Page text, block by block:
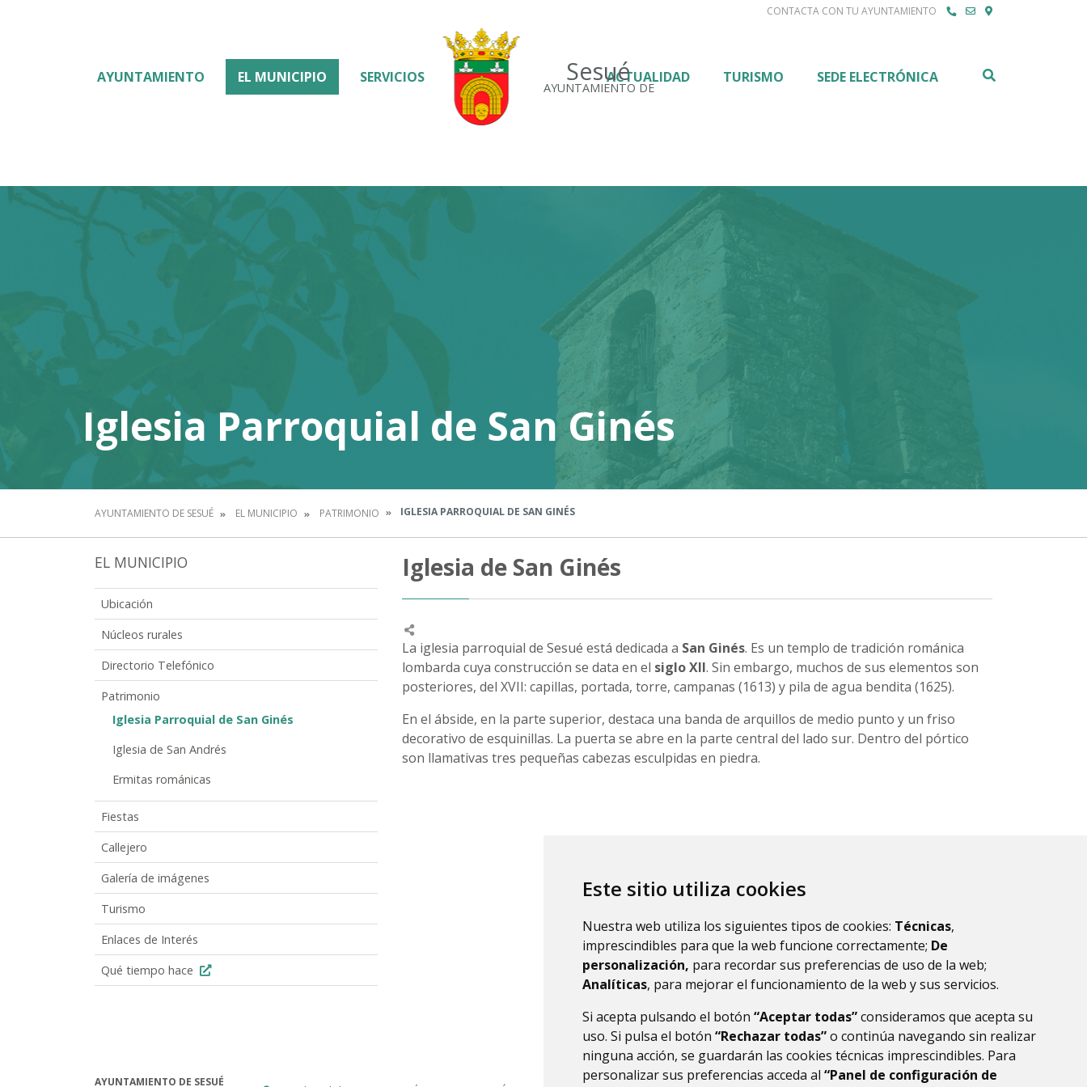
Este sitio utiliza cookies
Nuestra web utiliza los siguientes tipos de cookies: Técnicas,
imprescindibles para que la web funcione correctamente; De
personalización, para recordar sus preferencias de uso de la web;
Analíticas, para mejorar el funcionamiento de la web y sus servicios.
Si acepta pulsando el botón “Aceptar todas”consideramos que acepta su
uso. Si pulsa el botón “Rechazar todas”o continúa navegando sin realizar
ninguna acción, se guardarán las cookies técnicas imprescindibles. Para
personalizar sus preferencias acceda al “Panel de configuración de
CONTACTA CON TU AYUNTAMIENTO
Sesué
AYUNTAMIENTO DE
AYUNTAMIENTO EL MUNICIPIO SERVICIOS ACTUALIDAD TURISMO SEDE ELECTRÓNICA
Iglesia Parroquial de San Ginés
AYUNTAMIENTO DE SESUÉ EL MUNICIPIO PATRIMONIO IGLESIA PARROQUIAL DE SAN GINÉS
EL MUNICIPIO
Ubicación
Núcleos rurales
Directorio Telefónico
Patrimonio
Iglesia Parroquial de San Ginés
Iglesia de San Andrés
Ermitas románicas
Fiestas
Callejero
Galería de imágenes
Turismo
Enlaces de Interés
Qué tiempo hace
Iglesia de San Ginés
La iglesia parroquial de Sesué está dedicada a San Ginés. Es un templo de tradición románica
lombarda cuya construcción se data en el siglo XII. Sin embargo, muchos de sus elementos son
posteriores, del XVII: capillas, portada, torre, campanas (1613) y pila de agua bendita (1625).
En el ábside, en la parte superior, destaca una banda de arquillos de medio punto y un friso
decorativo de esquinillas. La puerta se abre en la parte central del lado sur. Dentro del pórtico
son llamativas tres pequeñas cabezas esculpidas en piedra.
AYUNTAMIENTO DE SESUÉ